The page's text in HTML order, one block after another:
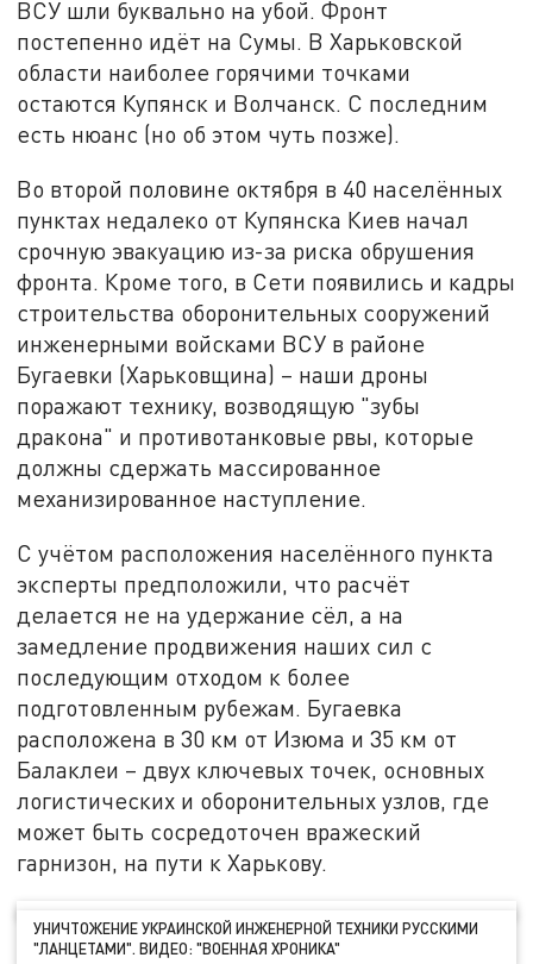
ВСУ шли буквально на убой. Фронт
постепенно идёт на Сумы. В Харьковской
области наиболее горячими точками
остаются Купянск и Волчанск. С последним
есть нюанс (но об этом чуть позже).
Во второй половине октября в 40 населённых
пунктах недалеко от Купянска Киев начал
срочную эвакуацию из-за риска обрушения
фронта. Кроме того, в Сети появились и кадры
строительства оборонительных сооружений
инженерными войсками ВСУ в районе
Бугаевки (Харьковщина) – наши дроны
поражают технику, возводящую "зубы
дракона" и противотанковые рвы, которые
должны сдержать массированное
механизированное наступление.
С учётом расположения населённого пункта
эксперты предположили, что расчёт
делается не на удержание сёл, а на
замедление продвижения наших сил с
последующим отходом к более
подготовленным рубежам. Бугаевка
расположена в 30 км от Изюма и 35 км от
Балаклеи – двух ключевых точек, основных
логистических и оборонительных узлов, где
может быть сосредоточен вражеский
гарнизон, на пути к Харькову.
УНИЧТОЖЕНИЕ УКРАИНСКОЙ ИНЖЕНЕРНОЙ ТЕХНИКИ РУССКИМИ
"ЛАНЦЕТАМИ". ВИДЕО: "ВОЕННАЯ ХРОНИКА"